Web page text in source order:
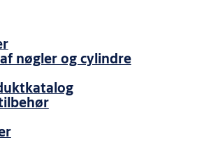
nøgler og cylindre